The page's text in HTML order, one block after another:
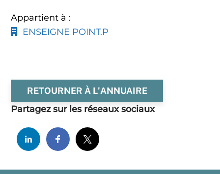
Appartient à :
ENSEIGNE POINT.P
RETOURNER À L'ANNUAIRE
Partagez sur les réseaux sociaux